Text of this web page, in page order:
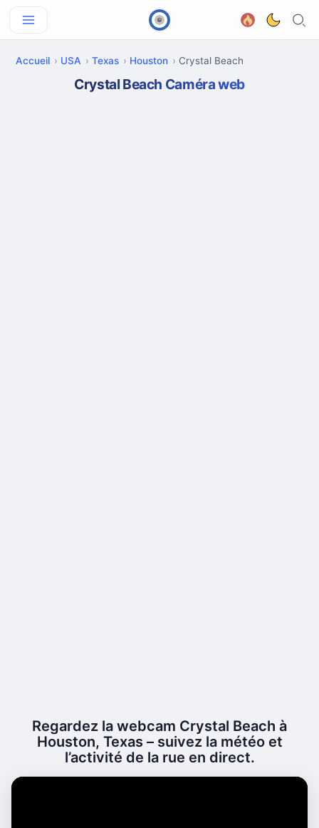
Accueil USA Texas Houston Crystal Beach
Crystal Beach Caméra web
Regardez la webcam Crystal Beach à
Houston, Texas – suivez la météo et
l’activité de la rue en direct.